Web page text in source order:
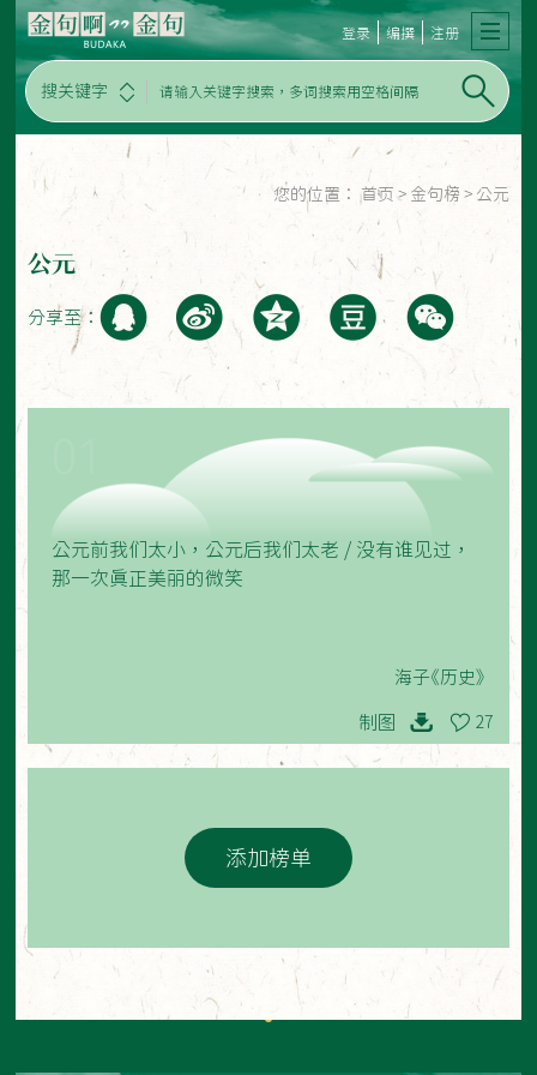
搜关键字
登录 编撰 注册
您的位置： 首页 > 金句榜 > 公元
公元
分享至：
公元前我们太小，公元后我们太老 / 没有谁见过，
那一次真正美丽的微笑
海子《历史》
制图 27
添加榜单